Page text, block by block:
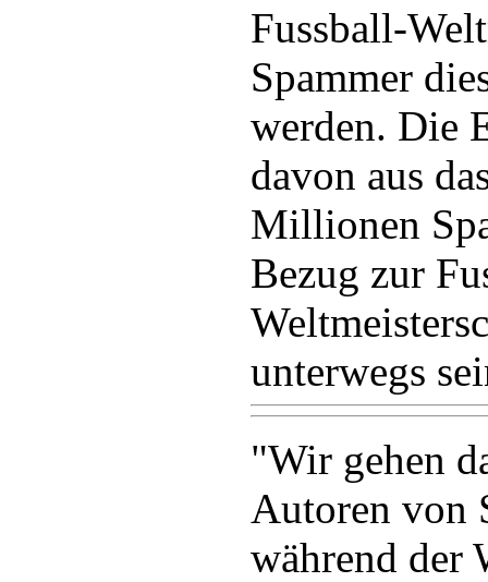
Fussball-
Spammer
werden. Die
davon aus
Millionen
Bezug zur
unterwegs
"Wir gehen
Autoren von
während der